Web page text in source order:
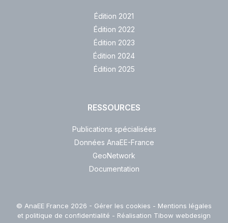
Édition 2021
Édition 2022
Édition 2023
Édition 2024
Édition 2025
RESSOURCES
Publications spécialisées
Données AnaEE-France
GeoNetwork
Documentation
© AnaEE France 2026 - Gérer les cookies - Mentions légales
et politique de confidentialité - Réalisation Tibow webdesign